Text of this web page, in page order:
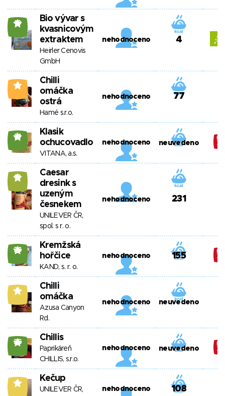
19
Bio vývar s
kvasnicovým
extraktem
Heirler Cenovis
GmbH
nehodnoceno 4
4
Chilli
omáčka
ostrá
Hamé s.r.o.
nehodnoceno 77
21
Klasik
ochucovadlo
VITANA, a.s.
nehodnoceno neuvedeno
13
Caesar
dresink s
uzeným
česnekem
UNILEVER ČR,
spol. s r. o.
nehodnoceno 231
26
Kremžská
hořčice
KAND, s. r. o.
nehodnoceno 155
5
Chilli
omáčka
Azusa Canyon
Rd.
nehodnoceno neuvedeno
25 Chillis
Paprikáreň
CHILLIS, s.r.o.
nehodnoceno neuvedeno
9 Kečup
UNILEVER ČR,
nehodnoceno 108